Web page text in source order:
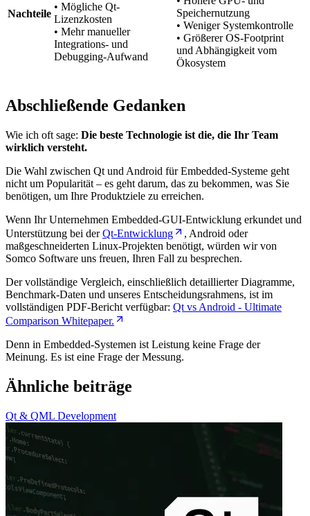
Nachteile
• Mögliche Qt-
Lizenzkosten
• Mehr manueller
Integrations- und
Debugging-Aufwand
Speichernutzung
• Weniger Systemkontrolle
• Größerer OS-Footprint
und Abhängigkeit vom
Ökosystem
Abschließende Gedanken
Wie ich oft sage: Die beste Technologie ist die, die Ihr Team
wirklich versteht.
Die Wahl zwischen Qt und Android für Embedded-Systeme geht
nicht um Popularität – es geht darum, das zu bekommen, was Sie
benötigen, um Ihre Produktziele zu erreichen.
Wenn Ihr Unternehmen Embedded-GUI-Entwicklung erkundet und
Unterstützung bei derQt-Entwicklung
, Android oder
maßgeschneiderten Linux-Projekten benötigt, würden wir von
Somco Software uns freuen, Ihren Fall zu besprechen.
Der vollständige Vergleich, einschließlich detaillierter Diagramme,
Benchmark-Daten und unseres Entscheidungsrahmens, ist im
vollständigen PDF-Bericht verfügbar: Qt vs Android - Ultimate
Comparison Whitepaper.
Denn in Embedded-Systemen ist Leistung keine Frage der
Meinung. Es ist eine Frage der Messung.
Ähnliche beiträge
Qt & QML Development